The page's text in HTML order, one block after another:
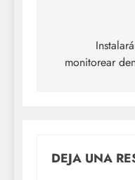
entradas
monitorear
DEJA UNA